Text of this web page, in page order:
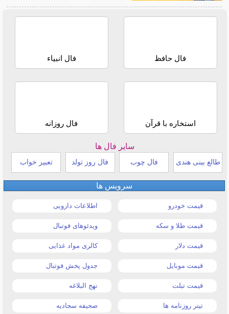
فال حافظ فال انبیاء
استخاره با قرآن فال روزانه
سایر فال ها
طالع بینی هندی فال چوب فال روز تولد تعبیر خواب
سرویس ها
قیمت خودرو اطلاعات دارویی
قیمت طلا و سکه ویدئوهای فوتبال
قیمت دلار کالری مواد غذایی
قیمت موبایل جدول پخش فوتبال
قیمت تبلت نهج البلاغه
تیتر روزنامه ها صحیفه سجادیه